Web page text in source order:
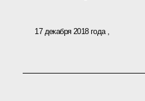
17 декабря 2018 года